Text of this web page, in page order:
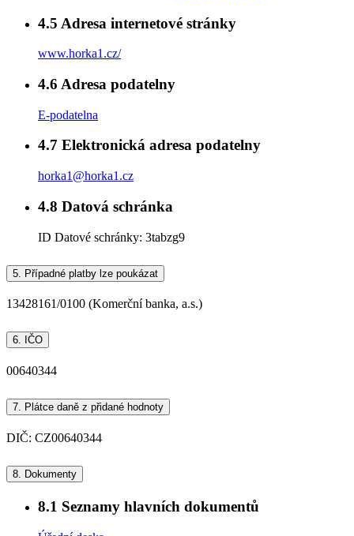
4.5 Adresa internetové stránky
www.horka1.cz/
4.6 Adresa podatelny
E-podatelna
4.7 Elektronická adresa podatelny
horka1@horka1.cz
4.8 Datová schránka
ID Datové schránky: 3tabzg9
5. Případné platby lze poukázat
13428161/0100 (Komerční banka, a.s.)
6. IČO
00640344
7. Plátce daně z přidané hodnoty
DIČ: CZ00640344
8. Dokumenty
8.1 Seznamy hlavních dokumentů